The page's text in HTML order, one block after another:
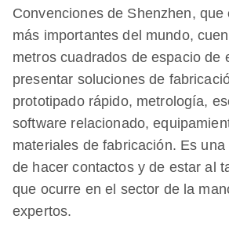
Convenciones de Shenzhen, que
más importantes del mundo,
metros cuadrados de espacio de
presentar soluciones de
prototipado rápido, metrología,
software relacionado,
materiales de fabricación. Es
de hacer contactos y de estar al
que ocurre en el sector de la
expertos.